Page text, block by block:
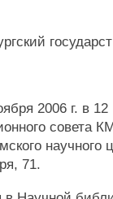
2006 г. в 12
совета
научного
71.